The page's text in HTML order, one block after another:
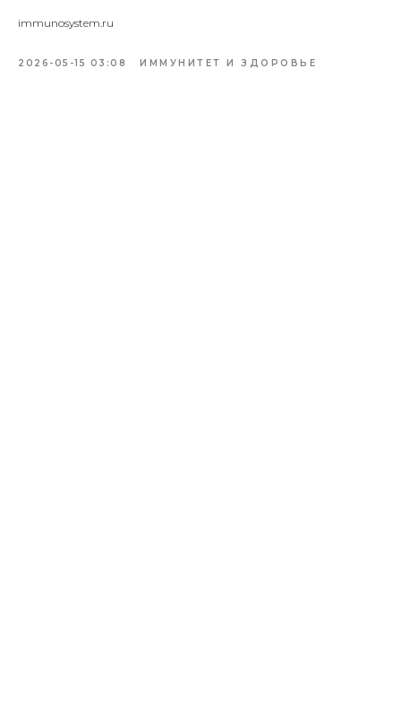
immunosystem.ru
2026-05-15 03:08 ИММУНИТЕТ И ЗДОРОВЬЕ